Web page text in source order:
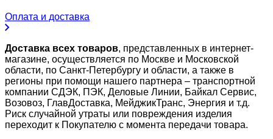
Оплата и доставка
Доставка всех товаров, представленных в интернет-
магазине, осуществляется по Москве и Московской
области, по Санкт-Петербургу и области, а также в
регионы при помощи нашего партнера – транспортной
компании СДЭК, ПЭК, Деловые Линии, Байкал Сервис,
Возовоз, ГлавДоставка, МейджикТранс, Энергия и т.д.
Риск случайной утраты или повреждения изделия
переходит к Покупателю с момента передачи товара.